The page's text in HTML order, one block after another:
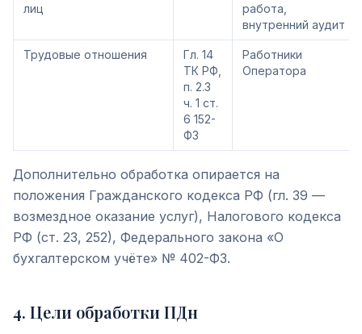
лиц
работа,
внутренний аудит
Трудовые отношения
Гл. 14
ТК РФ,
п. 2.3
ч. 1 ст.
6 152-
ФЗ
Работники
Оператора
Дополнительно обработка опирается на
положения Гражданского кодекса РФ (гл. 39 —
возмездное оказание услуг), Налогового кодекса
РФ (ст. 23, 252), Федерального закона «О
бухгалтерском учёте» № 402-ФЗ.
4. Цели обработки ПДн